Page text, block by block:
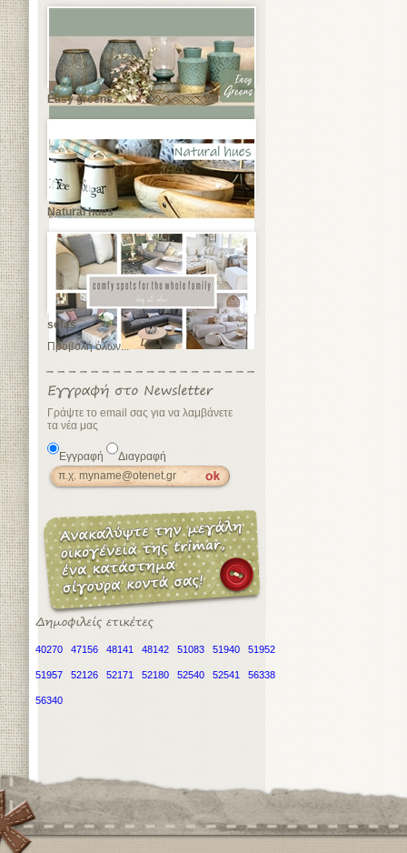
Easy greens
Natural hues
sofas
Προβολή όλων...
Γράψτε το email σας για να λαμβάνετε
τα νέα μας
Εγγραφή Διαγραφή
40270 47156 48141 48142 51083 51940 51952
51957 52126 52171 52180 52540 52541 56338
56340